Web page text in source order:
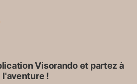
Visorando et partez à
l'aventure !